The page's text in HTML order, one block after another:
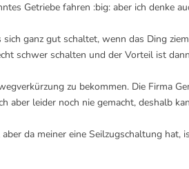
Getriebe fahren :big: aber ich denke
ganz gut schaltet, wenn das Ding
schwer schalten und der Vorteil ist
zu bekommen. Die Firma
aber leider noch nie gemacht, deshalb
da meiner eine Seilzugschaltung